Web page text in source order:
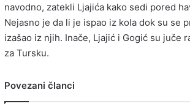
navodno, zatekli Ljajića kako sedi pored
Nejasno je da li je ispao iz kola dok su se
izašao iz njih. Inače, Ljajić i Gogić su juče
za Tursku.
Povezani članci